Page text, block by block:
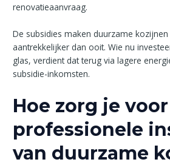
renovatieaanvraag.
De subsidies maken duurzame kozijnen
aantrekkelijker dan ooit. Wie nu
glas, verdient dat terug via lagere
subsidie-inkomsten.
Hoe zorg je
professionele
van duurzame